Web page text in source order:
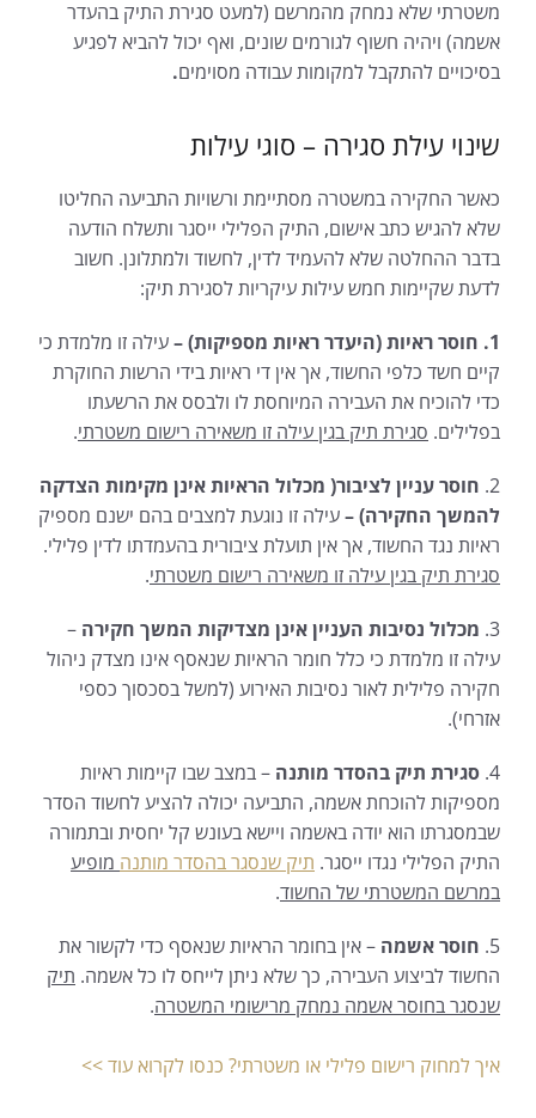
משטרתי שלא נמחק מהמרשם (למעט סגירת התיק בהעדר
אשמה) ויהיה חשוף לגורמים שונים, ואף יכול להביא לפגיע
בסיכויים להתקבל למקומות עבודה מסוימים.
שינוי עילת סגירה – סוגי עילות
כאשר החקירה במשטרה מסתיימת ורשויות התביעה החליטו
שלא להגיש כתב אישום, התיק הפלילי ייסגר ותשלח הודעה
בדבר ההחלטה שלא להעמיד לדין, לחשוד ולמתלונן. חשוב
לדעת שקיימות חמש עילות עיקריות לסגירת תיק:
1. חוסר ראיות (היעדר ראיות מספיקות) –
עילה זו מלמדת כי
קיים חשד כלפי החשוד, אך אין די ראיות בידי הרשות החוקרת
כדי להוכיח את העבירה המיוחסת לו ולבסס את הרשעתו
בפלילים. סגירת תיק בגין עילה זו משאירה רישום משטרתי.
2. חוסר עניין לציבור( מכלול הראיות אינן מקימות הצדקה
להמשך החקירה) –עילה זו נוגעת למצבים בהם ישנם מספיק
ראיות נגד החשוד, אך אין תועלת ציבורית בהעמדתו לדין פלילי.
סגירת תיק בגין עילה זו משאירה רישום משטרתי.
3. מכלול נסיבות העניין אינן מצדיקות המשך חקירה –
עילה זו מלמדת כי כלל חומר הראיות שנאסף אינו מצדק ניהול
חקירה פלילית לאור נסיבות האירוע (למשל בסכסוך כספי
אזרחי).
4. סגירת תיק בהסדר מותנה – במצב שבו קיימות ראיות
מספיקות להוכחת אשמה, התביעה יכולה להציע לחשוד הסדר
שבמסגרתו הוא יודה באשמה ויישא בעונש קל יחסית ובתמורה
התיק הפלילי נגדו ייסגר. תיק שנסגר בהסדר מותנה מופיע
במרשם המשטרתי של החשוד.
5. חוסר אשמה – אין בחומר הראיות שנאסף כדי לקשור את
החשוד לביצוע העבירה, כך שלא ניתן לייחס לו כל אשמה. תיק
שנסגר בחוסר אשמה נמחק מרישומי המשטרה.
איך למחוק רישום פלילי או משטרתי? כנסו לקרוא עוד >>